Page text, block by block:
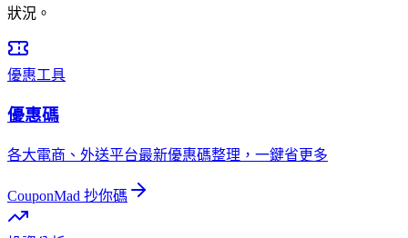
狀況。
優惠工具
優惠碼
各大電商、外送平台最新優惠碼整理，一鍵省更多
CouponMad 抄你碼